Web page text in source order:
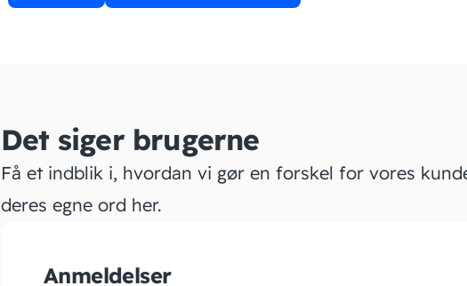
Det siger brugerne
Få et indblik i, hvordan vi gør en forskel for vores
deres egne ord her.
Anmeldelser